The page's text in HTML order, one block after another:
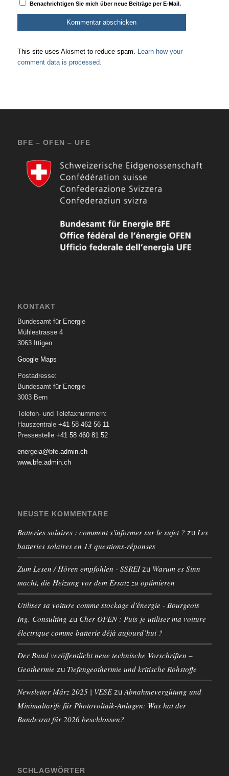
Benachrichtigen Sie mich über neue Beiträge per E-Mail.
This site uses Akismet to reduce spam. Learn how your
comment data is processed.
BFE – OFEN – UFE
KONTAKT
Bundesamt für Energie
Mühlestrasse 4
3063 Ittigen
Google Maps
Postadresse:
Bundesamt für Energie
3003 Bern
Telefon- und Telefaxnummern:
Hauszentrale +41 58 462 56 11
Pressestelle +41 58 460 81 52
energeia@bfe.admin.ch
www.bfe.admin.ch
NEUSTE KOMMENTARE
Batteries solaires : comment s'informer sur le sujet ? zu Les
batteries solaires en 13 questions-réponses
Zum Lesen / Hören empfohlen - SSREIzu Warum es Sinn
macht, die Heizung vor dem Ersatz zu optimieren
Utiliser sa voiture comme stockage d'énergie - Bourgeois
Ing. Consulting zu Cher OFEN : Puis-je utiliser ma voiture
électrique comme batterie déjà aujourd’hui ?
Der Bund veröffentlicht neue technische Vorschriften –
Geothermie zu Tiefengeothermie und kritische Rohstoffe
Newsletter März 2025 | VESEzu Abnahmevergütung und
Minimaltarife für Photovoltaik-Anlagen: Was hat der
Bundesrat für 2026 beschlossen?
SCHLAGWÖRTER